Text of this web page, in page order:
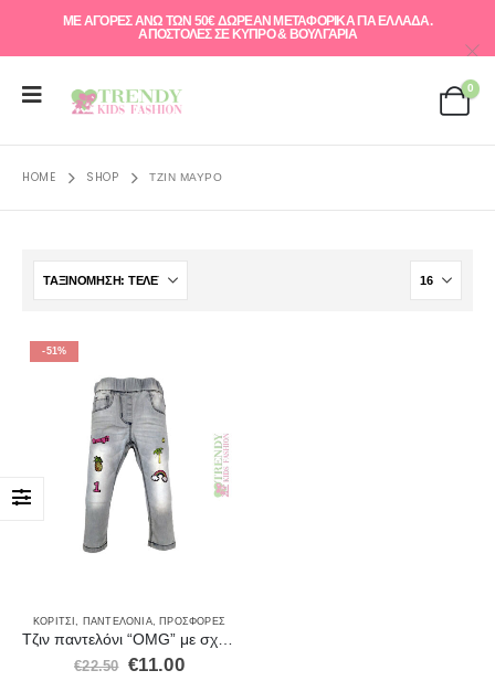
ΜΕ ΑΓΟΡΕΣ ΑΝΩ ΤΩΝ 50€ ΔΩΡΕΑΝ ΜΕΤΑΦΟΡΙΚΑ ΓΙΑ ΕΛΛAΔΑ.
ΑΠΟΣΤΟΛΕΣ ΣΕ ΚΥΠΡΟ & ΒΟΥΛΓΑΡΙΑ
0
HOME SHOP ΤΖΙΝ ΜΑΎΡΟ
-51%
ΚΟΡΊΤΣΙ ΠΑΝΤΕΛΌΝΙΑ, ΠΡΟΣΦΟΡΈΣ
€22.50 €11.00